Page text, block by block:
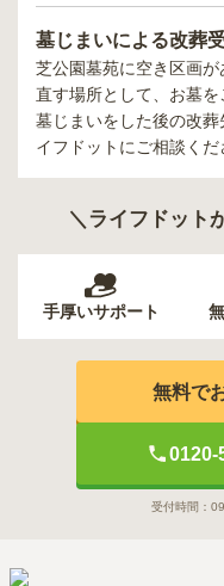
墓じまいによる改葬
芝公園墓苑に空き区画
直す場所として、お墓を
墓じまいをした後の改
イフドットにご相談くだ
＼ライフドット
手厚いサポート
無料で
0120-
受付時間：